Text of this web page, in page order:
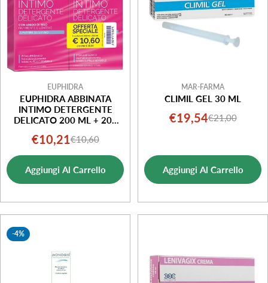
EUPHIDRA
EUPHIDRA ABBINATA
INTIMO DETERGENTE
DELICATO 200 ML + 200
Prezzo
di
vendita
€10,21Prezzo
normale
€10,60
Aggiungi Al Carrello
MAR-FARMA
CLIMIL GEL 30 ML
Prezzo
vendita
€19,54Prezzo
€21,00
Aggiungi Al Carrello
-4%